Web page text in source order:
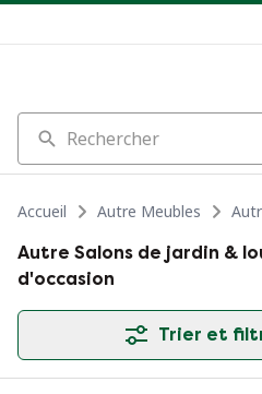
Rechercher
Accueil Autre Meubles
Autre Salons de jardin &
d'occasion
Trier et